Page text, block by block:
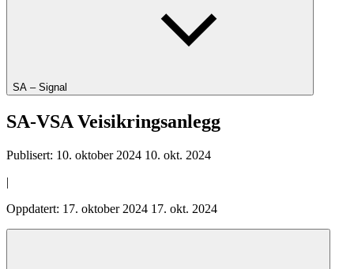
SA – Signal
SA-VSA Veisikringsanlegg
Publisert: 10. oktober 2024 10. okt. 2024
|
Oppdatert: 17. oktober 2024 17. okt. 2024